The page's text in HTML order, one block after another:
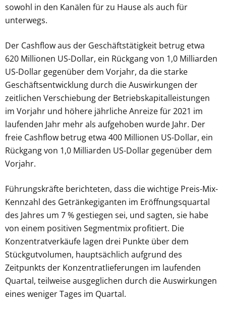
sowohl in den Kanälen für zu Hause als auch für
unterwegs.
Der Cashflow aus der Geschäftstätigkeit betrug etwa
620 Millionen US-Dollar, ein Rückgang von 1,0 Milliarden
US-Dollar gegenüber dem Vorjahr, da die starke
Geschäftsentwicklung durch die Auswirkungen der
zeitlichen Verschiebung der Betriebskapitalleistungen
im Vorjahr und höhere jährliche Anreize für 2021 im
laufenden Jahr mehr als aufgehoben wurde Jahr. Der
freie Cashflow betrug etwa 400 Millionen US-Dollar, ein
Rückgang von 1,0 Milliarden US-Dollar gegenüber dem
Vorjahr.
Führungskräfte berichteten, dass die wichtige Preis-Mix-
Kennzahl des Getränkegiganten im Eröffnungsquartal
des Jahres um 7 % gestiegen sei, und sagten, sie habe
von einem positiven Segmentmix profitiert. Die
Konzentratverkäufe lagen drei Punkte über dem
Stückgutvolumen, hauptsächlich aufgrund des
Zeitpunkts der Konzentratlieferungen im laufenden
Quartal, teilweise ausgeglichen durch die Auswirkungen
eines weniger Tages im Quartal.